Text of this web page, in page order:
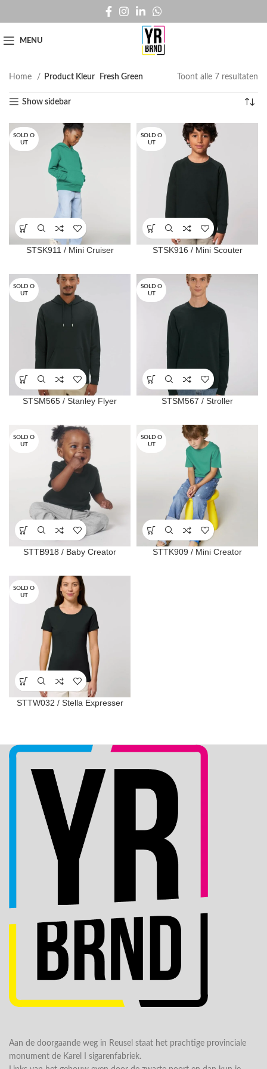
MENU
Home Product Kleur Fresh Green Toont alle 7 resultaten
Show sidebar
SOLD O
UT
STSK911 / Mini Cruiser
SOLD O
UT
STSK916 / Mini Scouter
SOLD O
UT
STSM565 / Stanley Flyer
SOLD O
UT
STSM567 / Stroller
SOLD O
UT
STTB918 / Baby Creator
SOLD O
UT
STTK909 / Mini Creator
SOLD O
UT
STTW032 / Stella Expresser
Aan de doorgaande weg in Reusel staat het prachtige provinciale
monument de Karel I sigarenfabriek.